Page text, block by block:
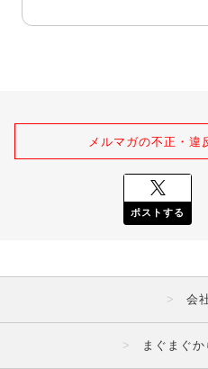
メルマガの不正・違
ポストする
会
まぐまぐ